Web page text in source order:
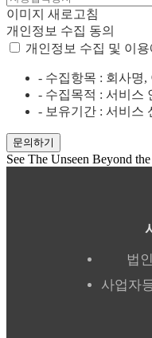
이미지 새로고침
개인정보 수집 동의
개인정보 수집 및 이
- 수집항목 : 회사명,
- 수집목적 : 서비스
- 보유기간 : 서비스
See The Unseen Beyond
법
사업자